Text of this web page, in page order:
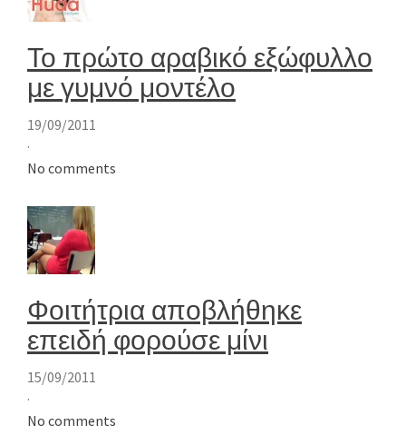
Το πρώτο αραβικό εξώφυλλο
με γυμνό μοντέλο
19/09/2011
·
No comments
Φοιτήτρια αποβλήθηκε
επειδή φορούσε μίνι
15/09/2011
·
No comments